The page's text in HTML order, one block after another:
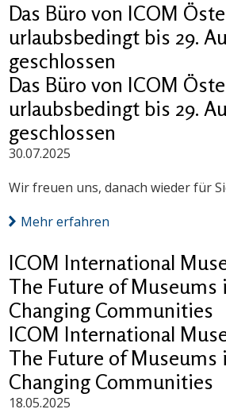
Das Büro von ICOM
urlaubsbedingt bis 29.
geschlossen
Das Büro von ICOM
urlaubsbedingt bis 29.
geschlossen
30.07.2025
Wir freuen uns, danach wieder für
Mehr erfahren
ICOM International
The Future of Museums
Changing Communities
ICOM International
The Future of Museums
Changing Communities
18.05.2025